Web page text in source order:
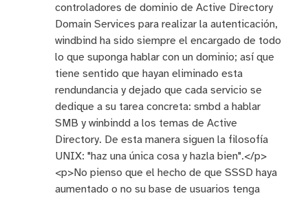
controladores de dominio de Active Directory
Domain Services para realizar la autenticación,
windbind ha sido siempre el encargado de todo
lo que suponga hablar con un dominio; así que
tiene sentido que hayan eliminado esta
rendundancia y dejado que cada servicio se
dedique a su tarea concreta: smbd a hablar
SMB y winbindd a los temas de Active
Directory. De esta manera siguen la filosofía
UNIX: "haz una única cosa y hazla bien".</p>
<p>No pienso que el hecho de que SSSD haya
aumentado o no su base de usuarios tenga